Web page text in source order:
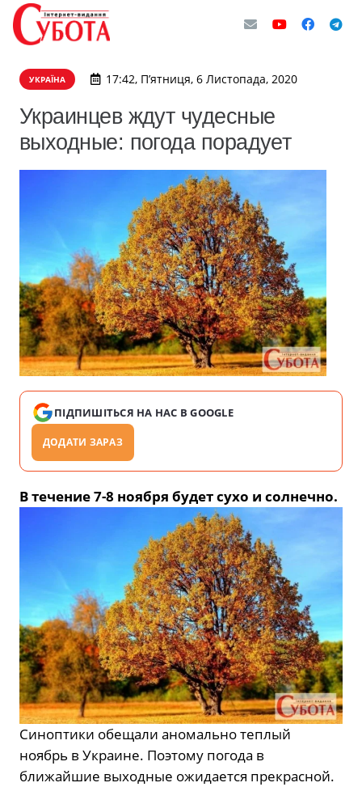
УКРАЇНА 17:42, П’ятниця, 6 Листопада, 2020
Украинцев ждут чудесные
выходные: погода порадует
ПІДПИШІТЬСЯ НА НАС В GOOGLE
ДОДАТИ ЗАРАЗ
В течение 7-8 ноября будет сухо и солнечно.
Синоптики обещали аномально теплый
ноябрь в Украине. Поэтому погода в
ближайшие выходные ожидается прекрасной.